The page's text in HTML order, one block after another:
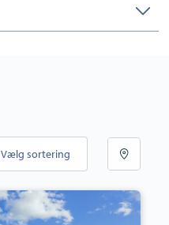
Vælg sortering